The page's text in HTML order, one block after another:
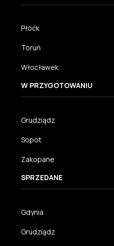
Płock
Toruń
Włocławek
W PRZYGOTOWANIU
Grudziądz
Sopot
Zakopane
SPRZEDANE
Gdynia
Grudziądz